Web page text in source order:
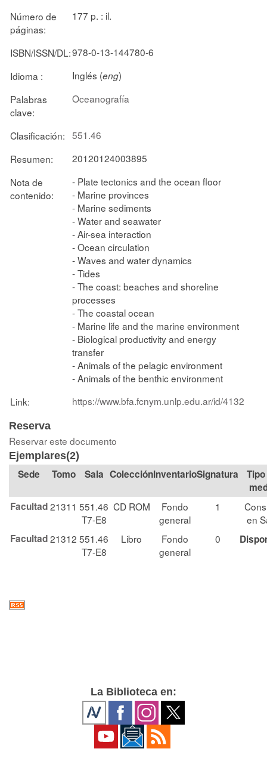
Número de
páginas:
177 p. : il.
ISBN/ISSN/DL:978-0-13-144780-6
Idioma :
Inglés (eng)
Palabras
clave:
Oceanografía
Clasificación: 551.46
Resumen:
20120124003895
Nota de
contenido:
- Plate tectonics and the ocean floor
- Marine provinces
- Marine sediments
- Water and seawater
- Air-sea interaction
- Ocean circulation
- Waves and water dynamics
- Tides
- The coast: beaches and shoreline
processes
- The coastal ocean
- Marine life and the marine environment
- Biological productivity and energy
transfer
- Animals of the pelagic environment
- Animals of the benthic environment
Link:
https://www.bfa.fcnym.unlp.edu.ar/id/4132
Reserva
Reservar este documento
Ejemplares(2)
Tomo Sala Colección Signatura
Facultad21311 551.46
T7-E8
CD ROM
Fondo
general
1
en
Facultad21312 551.46
T7-E8
Libro
Fondo
general
0
La Biblioteca en: